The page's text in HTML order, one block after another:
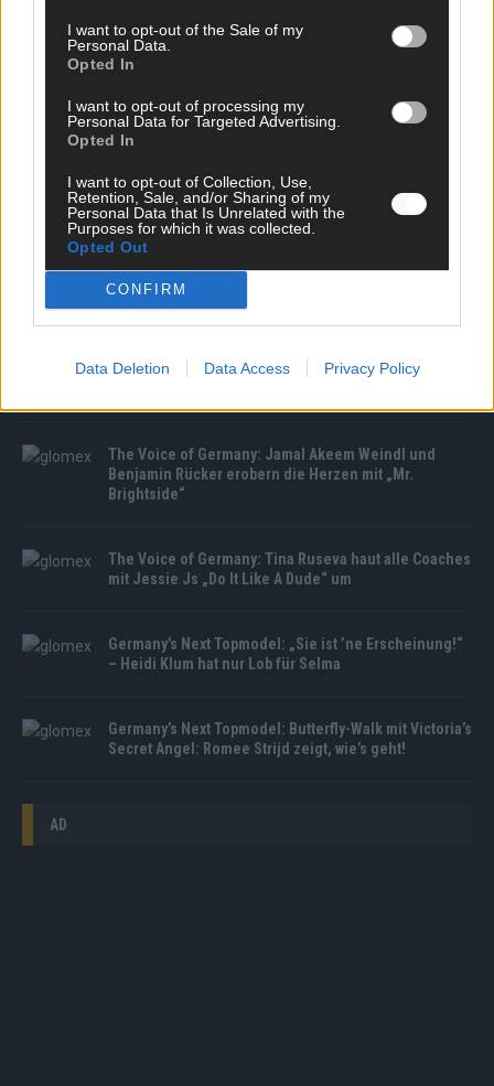
I want to opt-out of the Sale of my
Personal Data.
Opted In
I want to opt-out of processing my
Personal Data for Targeted Advertising.
Opted In
I want to opt-out of Collection, Use,
Retention, Sale, and/or Sharing of my
Personal Data that Is Unrelated with the
Purposes for which it was collected.
Opted Out
CONFIRM
Data Deletion Data Access Privacy Policy
FOLGE UNS BEI FACEBOOK
MEDIATHEK
The Voice Kids: Emilia mit „Flowers“: Die Piano-
The Voice of Germany: Jamal Akeem Weindl und
Benjamin Rücker erobern die Herzen mit „Mr.
Brightside“
The Voice of Germany: Tina Ruseva haut alle Coaches
mit Jessie Js „Do It Like A Dude“ um
Germany’s Next Topmodel: „Sie ist ’ne Erscheinung!“
– Heidi Klum hat nur Lob für Selma
Germany’s Next Topmodel: Butterfly-Walk mit Victoria’s
Secret Angel: Romee Strijd zeigt, wie’s geht!
AD